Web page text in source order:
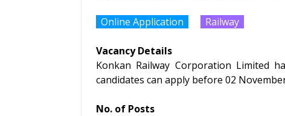
Online Application Railway
Vacancy Details
Konkan Railway Corporation Limited
candidates can apply before 02
No. of Posts